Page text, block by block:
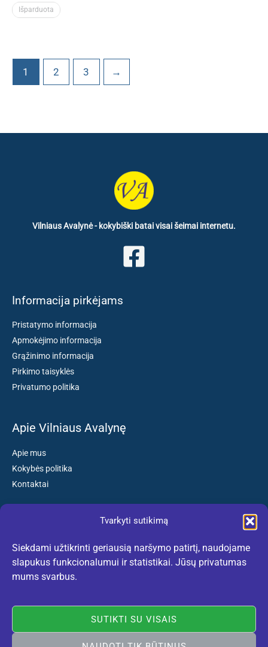
Tvarkyti sutikimą
Siekdami užtikrinti geriausią naršymo patirtį, naudojame
slapukus funkcionalumui ir statistikai. Jūsų privatumas
mums svarbus.
SUTIKTI SU VISAIS
Išparduota
1 2 3 →
Vilniaus Avalynė - kokybiški batai visai šeimai internetu.
Informacija pirkėjams
Pristatymo informacija
Apmokėjimo informacija
Grąžinimo informacija
Pirkimo taisyklės
Privatumo politika
Apie Vilniaus Avalynę
Apie mus
Kokybės politika
Kontaktai
El. paštas: kokybiskibatai@gmail.com
Tel. +370 659 77132